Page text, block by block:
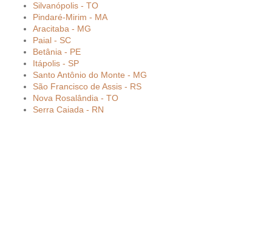
Silvanópolis - TO
Pindaré-Mirim - MA
Aracitaba - MG
Paial - SC
Betânia - PE
Itápolis - SP
Santo Antônio do Monte - MG
São Francisco de Assis - RS
Nova Rosalândia - TO
Serra Caiada - RN